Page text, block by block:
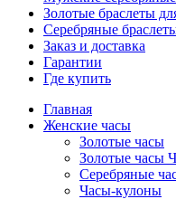
Золотые браслеты
Серебряные
Заказ и доставка
Гарантии
Где купить
Главная
Женские часы
Золотые часы
Золотые часы
Серебряные
Часы-кулоны